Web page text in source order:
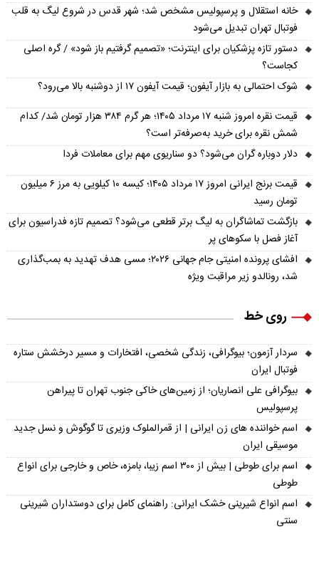
خانه استقلال و پرسپولیس مشخص شد؛ شهر قدس در شروع لیگ به قلب
فوتبال تهران تبدیل می‌شود
دستور تازه پزشکیان برای اینترنت؛ «تصمیم گرفتیم باز شود» / گره اصلی
کجاست؟
شوک احتمالی به بازار آیفون؛ قیمت آیفون ۱۷ از دوشنبه بالا می‌رود؟
قیمت نقره امروز شنبه ۱۷ مرداد ۱۴۰۵؛ هر گرم ۳۸۴ هزار تومان شد/ کدام
شمش نقره برای خرید به‌صرفه‌تر است؟
دلار دوباره گران می‌شود؟ دو سناریوی مهم برای معاملات فردا
قیمت برنج ایرانی امروز ۱۷ مرداد ۱۴۰۵؛ کیسه ۱۰ کیلویی به مرز ۶ میلیون
تومان رسید
بازگشت تماشاگران به لیگ برتر قطعی می‌شود؟ تصمیم تازه فدراسیون برای
آغاز فصل با سکوهای پر
افشای پرونده امنیتی جام جهانی ۲۰۲۶؛ مسی هدف تهدید به بمب‌گذاری
شد، رونالدو زیر مراقبت ویژه
روی خط
سردار آزمون؛ بیوگرافی، زندگی شخصی، افتخارات و مسیر درخشش ستاره
فوتبال ایران
بیوگرافی علی انصاریان؛ از زمین‌های خاکی جنوب تهران تا پیراهن
پرسپولیس
اسم خواننده های زن ایرانی | از قمرالملوک وزیری تا گوگوش و نسل جدید
موسیقی ایران
اسم برای طوطی | بیش از ۳۰۰ اسم زیبا، بامزه، خاص و خارجی برای انواع
طوطی
اسم انواع شیرینی خشک ایرانی: راهنمای کامل برای دوستداران شیرینی
سنتی